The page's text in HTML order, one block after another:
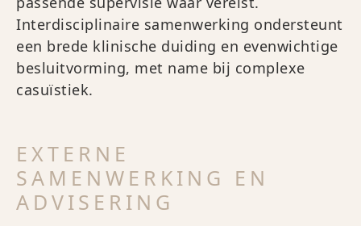
Interdisciplinaire samenwerking ondersteunt
een brede klinische duiding en evenwichtige
besluitvorming, met name bij complexe
casuïstiek.
EXTERNE
SAMENWERKING EN
ADVISERING